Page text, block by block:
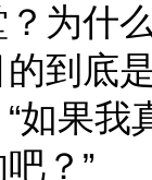
为什
到底
如果
？”